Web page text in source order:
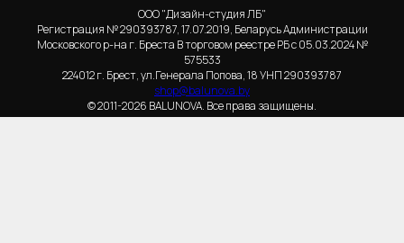
ООО "Дизайн-студия ЛБ"
Регистрация № 290393787, 17.07.2019, Беларусь Администрации
Московского р-на г. Бреста В торговом реестре РБ с 05.03.2024 №
575533
224012 г. Брест, ул.Генерала Попова, 18 УНП 290393787
shop@balunova.by
© 2011-2026 BALUNOVA. Все права защищены.